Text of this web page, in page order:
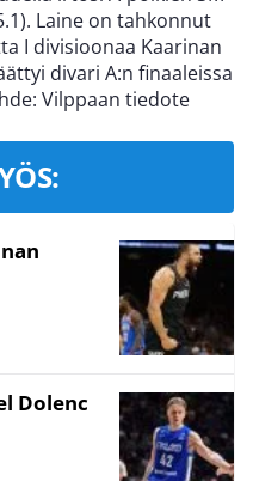
Laine on tahkonnut
I divisioonaa Kaarinan
divari A:n finaaleissa
Vilppaan tiedote
Dolenc